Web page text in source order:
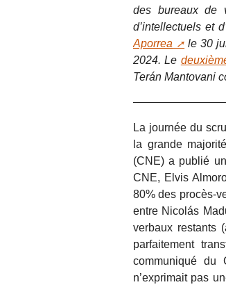
des bureaux de
d’intellectuels et
Aporrea
le 30
2024. Le
Terán Mantovani
La journée du
la grande
(CNE) a publié
CNE, Elvis
80% des procès-
entre Nicolás
verbaux restants
parfaitement
communiqué du
n’exprimait pas